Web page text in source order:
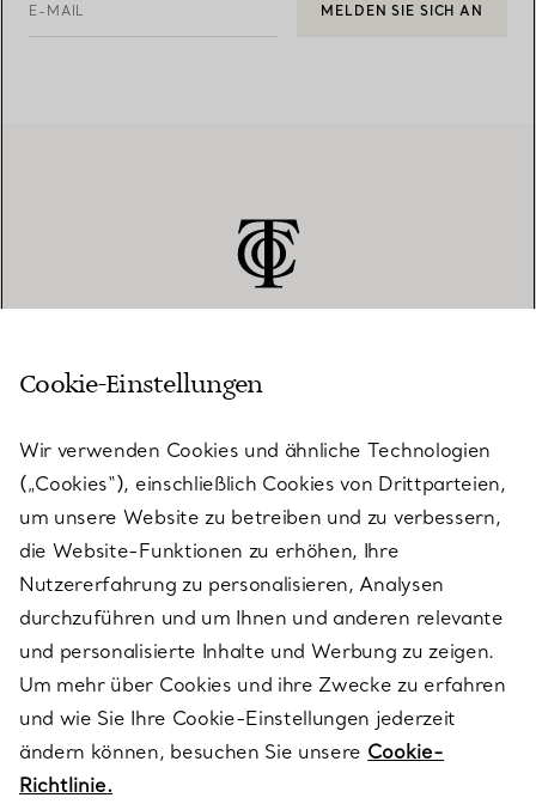
E-MAIL MELDEN SIE SICH AN
KUNDENSERVICE
SERVICES
ÜBER TIFFANY & CO.
RECHTLICHE HINWEISE
FOLGEN SIE UNS
Cookie-Einstellungen
Wir verwenden Cookies und ähnliche Technologien
(„Cookies“), einschließlich Cookies von Drittparteien,
um unsere Website zu betreiben und zu verbessern,
die Website-Funktionen zu erhöhen, Ihre
Nutzererfahrung zu personalisieren, Analysen
durchzuführen und um Ihnen und anderen relevante
und personalisierte Inhalte und Werbung zu zeigen.
Um mehr über Cookies und ihre Zwecke zu erfahren
und wie Sie Ihre Cookie-Einstellungen jederzeit
ändern können, besuchen Sie unsere Cookie-
Richtlinie.